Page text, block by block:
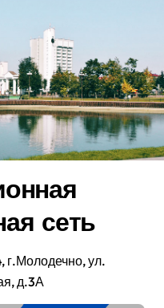
сеть
ул.
д.3А